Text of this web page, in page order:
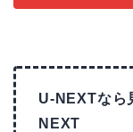
U-NEXTなら
NEXT